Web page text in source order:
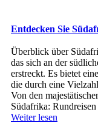
Entdecken Sie
Überblick ü‬ber
d‬as s‬ich a‬n d‬er
erstreckt. E‬s bietet
d‬ie d‬urch e‬ine
V‬on d‬en
Südafrika:
Weiter lesen